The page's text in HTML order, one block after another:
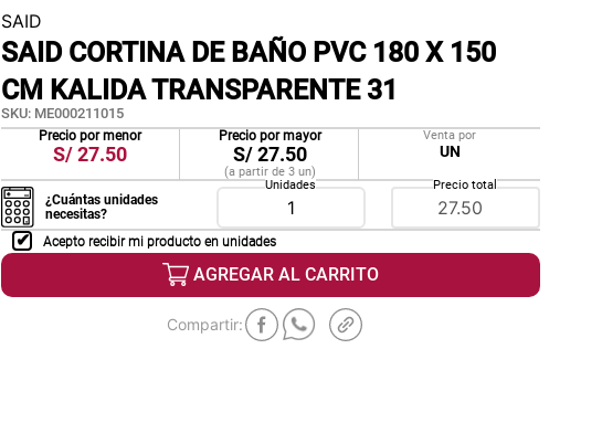
SAID
SAID CORTINA DE BAÑO PVC 180 X 150
CM KALIDA TRANSPARENTE 31
SKU: ME000211015
Precio por menor
S/27.50
Precio por mayor
S/27.50
(a partir de 3 un)
Venta por
UN
¿Cuántas unidades
necesitas?
Unidades Precio total
Acepto recibir mi producto en unidades
AGREGAR AL CARRITO